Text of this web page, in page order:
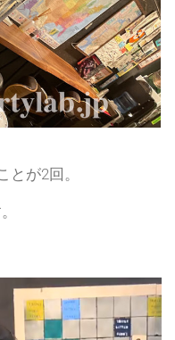
とが2回。